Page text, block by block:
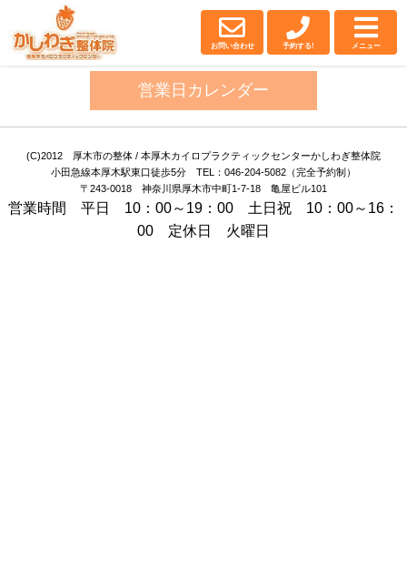
お問い合わせ 予約する! メニュー
営業日カレンダー
(C)2012 厚木市の整体 / 本厚木カイロプラクティックセンターかしわぎ整体院
小田急線本厚木駅東口徒歩5分 TEL：046-204-5082（完全予約制）
〒243-0018 神奈川県厚木市中町1-7-18 亀屋ビル101
営業時間 平日 10：00～19：00 土日祝 10：00～16：
00 定休日 火曜日